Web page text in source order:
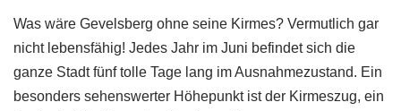
Was wäre Gevelsberg ohne seine Kirmes? Vermutlich gar
nicht lebensfähig! Jedes Jahr im Juni befindet sich die
ganze Stadt fünf tolle Tage lang im Ausnahmezustand. Ein
besonders sehenswerter Höhepunkt ist der Kirmeszug, ein